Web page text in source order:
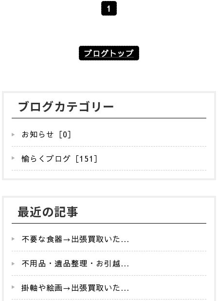
1
ブログトップ
ブログカテゴリー
お知らせ［0］
愉らくブログ［151］
最近の記事
不要な食器→出張買取いた...
不用品・遺品整理・お引越...
掛軸や絵画→出張買取いた...